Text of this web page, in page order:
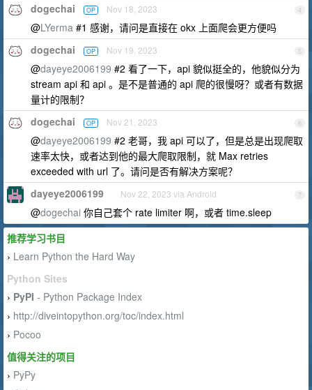
4
dogechai OP Nov 18, 2023
@LYerma #1 感谢，请问是直接在 okx 上面爬会更方便吗
5
dogechai OP Nov 19, 2023
@dayeye2006199 #2 看了一下，api 貌似挺全的，他貌似分为
stream api 和 api 。是不是普通的 api 爬的很慢呀？或者有数据
量计的限制？
6
dogechai OP Nov 21, 2023
@dayeye2006199 #2 老哥，我 api 可以了，但是总是出现爬取
速率太快，或者达到他的最大爬取限制，就 Max retries
exceeded with url 了。请问是否有解决方案呢？
7
dayeye2006199 Nov 22, 2023 via Android
@dogechai 你自己套个 rate limiter 啊，或者 time.sleep
推荐学习书目
› Learn Python the Hard Way
Python Sites
› PyPI - Python Package Index
› http://diveintopython.org/toc/index.html
› Pocoo
值得关注的项目
› PyPy